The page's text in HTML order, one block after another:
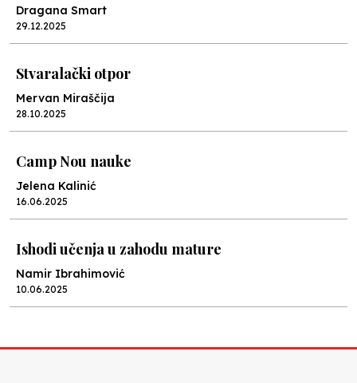
Dragana Smart
29.12.2025
Stvaralački otpor
Mervan Miraščija
28.10.2025
Camp Nou nauke
Jelena Kalinić
16.06.2025
Ishodi učenja u zahodu mature
Namir Ibrahimović
10.06.2025